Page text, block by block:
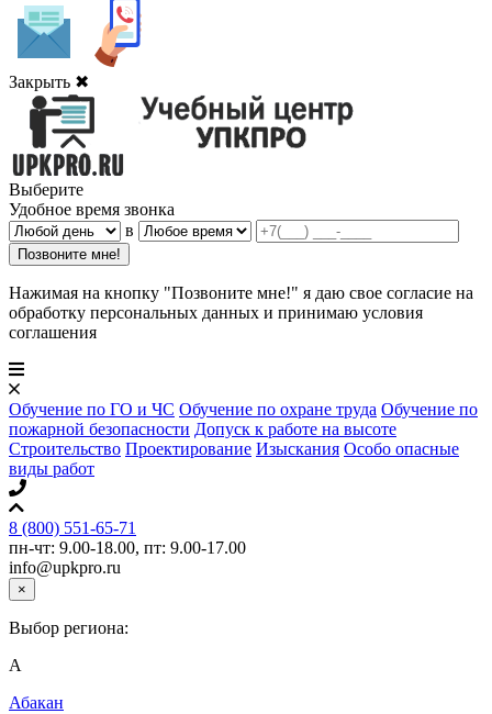
Закрыть ✖
Выберите
Удобное время звонка
в
Нажимая на кнопку "Позвоните мне!" я даю свое согласие на
обработку персональных данных и принимаю условия
соглашения
Обучение по ГО и ЧС Обучение по охране труда Обучение по
пожарной безопасности Допуск к работе на высоте
Строительство Проектирование Изыскания Особо опасные
виды работ
8 (800) 551-65-71
пн-чт: 9.00-18.00, пт: 9.00-17.00
info@upkpro.ru
×
Выбор региона:
А
Абакан